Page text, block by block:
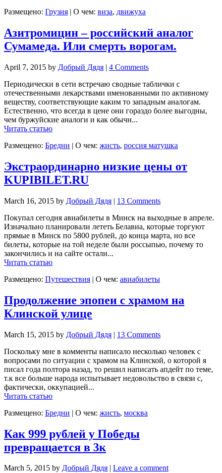
Размещено: Грузия | О чем: виза, движуха
Азитромицин – российский аналог
Сумамеда. Или смерть ворогам.
April 7, 2015 by Добрый Дядя | 4 Comments
Периодически в сети встречаю сводные таблички с
отечественными лекарствами именованными по активному
веществу, соответствующие каким то западным аналогам.
Естественно, что всегда в цене они гораздо более выгодны,
чем буржуйские аналоги и как обычн...
Читать статью
Размещено: Бредни | О чем: жисть, россия матушка
Экстраординарно низкие цены от
KUPIBILET.RU
March 16, 2015 by Добрый Дядя | 13 Comments
Покупал сегодня авиабилеты в Минск на выходные в апреле.
Изначально планировали лететь Белавиа, которые торгуют
прямые в Минск по 5800 рублей, до конца марта, но все
билеты, которые на той неделе были россыпью, почему то
закончились и на сайте остали...
Читать статью
Размещено: Путешествия | О чем: авиабилеты
Продолжение эпопеи с храмом на
Клинской улице
March 15, 2015 by Добрый Дядя | 13 Comments
Поскольку мне в комменты написало несколько человек с
вопросами по ситуации с храмом на Клинской, о которой я
писал года полтора назад, то решил написать апдейт по теме,
т.к все больше народа испытывает недовольство в связи с,
фактически, оккупацией...
Читать статью
Размещено: Бредни | О чем: жисть, москва
Как 999 рублей у Победы
превращается в 3к
March 5, 2015 by Добрый Дядя
Leave a comment